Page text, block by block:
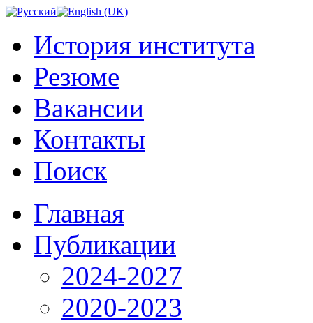
История института
Резюме
Вакансии
Контакты
Поиск
Главная
Публикации
2024-2027
2020-2023